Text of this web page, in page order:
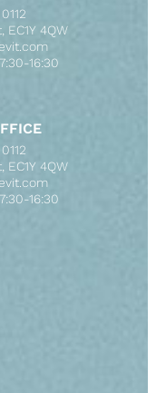
4QW
16:30
4QW
16:30